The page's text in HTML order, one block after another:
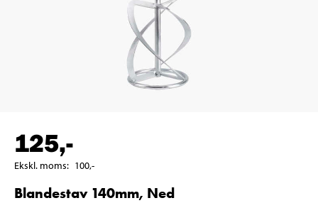
125,-
Ekskl. moms: 100,-
Blandestav 140mm, Ned